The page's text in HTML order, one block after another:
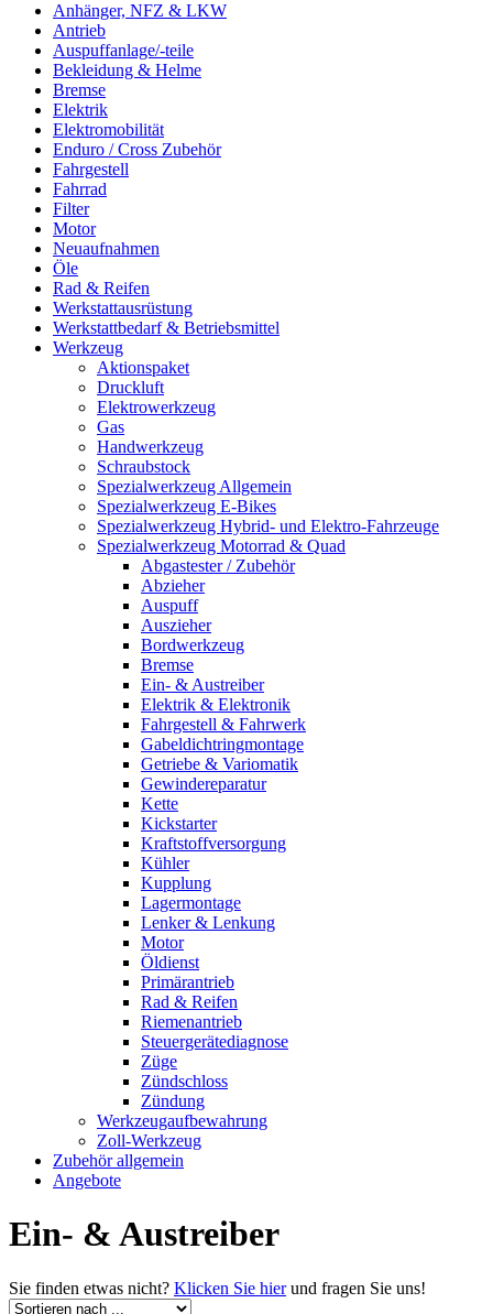
Anhänger, NFZ & LKW
Antrieb
Auspuffanlage/-teile
Bekleidung & Helme
Bremse
Elektrik
Elektromobilität
Enduro / Cross Zubehör
Fahrgestell
Fahrrad
Filter
Motor
Neuaufnahmen
Öle
Rad & Reifen
Werkstattausrüstung
Werkstattbedarf & Betriebsmittel
Werkzeug
Aktionspaket
Druckluft
Elektrowerkzeug
Gas
Handwerkzeug
Schraubstock
Spezialwerkzeug Allgemein
Spezialwerkzeug E-Bikes
Spezialwerkzeug Hybrid- und Elektro-Fahrzeuge
Spezialwerkzeug Motorrad & Quad
Abgastester / Zubehör
Abzieher
Auspuff
Auszieher
Bordwerkzeug
Bremse
Ein- & Austreiber
Elektrik & Elektronik
Fahrgestell & Fahrwerk
Gabeldichtringmontage
Getriebe & Variomatik
Gewindereparatur
Kette
Kickstarter
Kraftstoffversorgung
Kühler
Kupplung
Lagermontage
Lenker & Lenkung
Motor
Öldienst
Primärantrieb
Rad & Reifen
Riemenantrieb
Steuergerätediagnose
Züge
Zündschloss
Zündung
Werkzeugaufbewahrung
Zoll-Werkzeug
Zubehör allgemein
Angebote
Ein- & Austreiber
Sie finden etwas nicht? Klicken Sie hierund fragen Sie uns!